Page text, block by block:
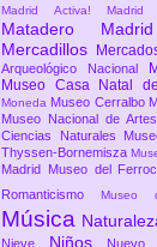
Madrid Activa!
Matadero
Mercadillos
Arqueológico Nacional
Museo Casa Natal
Moneda Museo Cerralbo
Museo Nacional de
Ciencias Naturales
Thyssen-Bornemisza
Madrid
Museo del
Romanticismo
Museo
Música
Nieve Niños Nuevo